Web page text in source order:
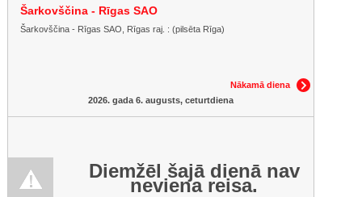
Šarkovščina - Rīgas SAO
Šarkovščina - Rīgas SAO, Rīgas raj. : (pilsēta Rīga)
Nākamā diena
2026. gada 6. augusts, ceturtdiena
Diemžēl šajā dienā nav
neviena reisa.